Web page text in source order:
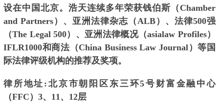
设在中国北京。浩天连续多年荣获钱伯斯（Chamber
and Partners）、亚洲法律杂志（ALB）、法律500强
（The Legal 500）、亚洲法律概况（asialaw Profiles）
IFLR1000和商法（China Business Law Journal）等国
际法律评级机构的推荐及奖项。
律所地址:北京市朝阳区东三环5号财富金融中心
（FFC）3、11、12层